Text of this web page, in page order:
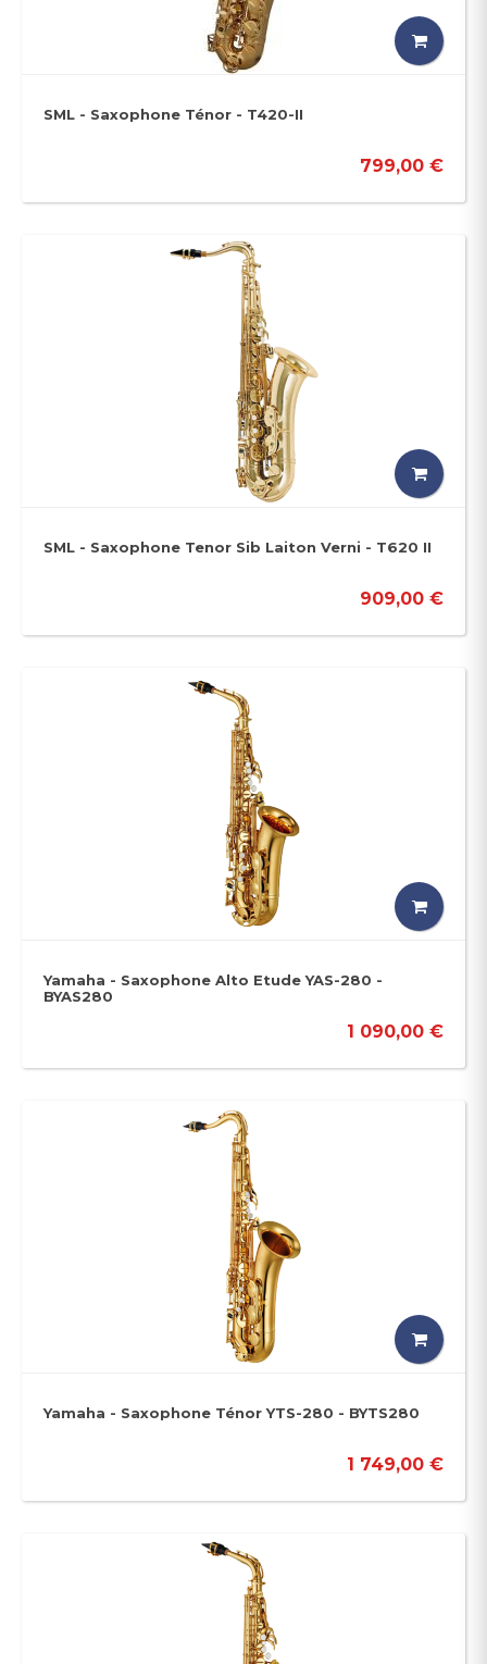
SML - Saxophone Ténor - T420-II
799,00 €
SML - Saxophone Tenor Sib Laiton Verni - T620 II
909,00 €
Yamaha - Saxophone Alto Etude YAS-280 -
BYAS280
1 090,00 €
Yamaha - Saxophone Ténor YTS-280 - BYTS280
1 749,00 €